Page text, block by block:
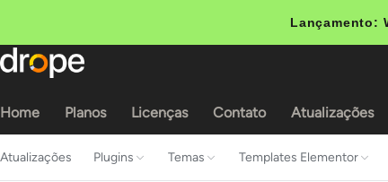
Lançamento:
Home Planos Licenças Contato Atualizações
Atualizações Plugins Temas Templates Elementor